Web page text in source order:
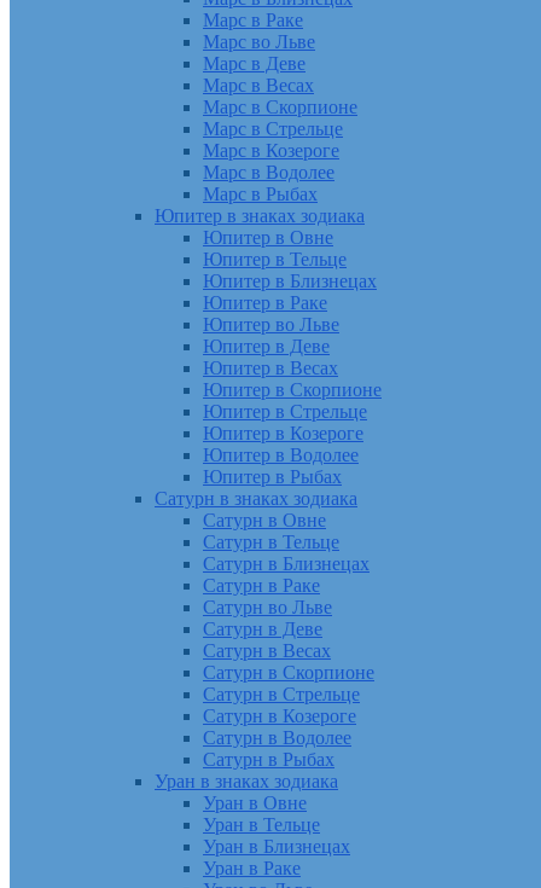
Марс в Раке
Марс во Льве
Марс в Деве
Марс в Весах
Марс в Скорпионе
Марс в Стрельце
Марс в Козероге
Марс в Водолее
Марс в Рыбах
Юпитер в знаках зодиака
Юпитер в Овне
Юпитер в Тельце
Юпитер в Близнецах
Юпитер в Раке
Юпитер во Льве
Юпитер в Деве
Юпитер в Весах
Юпитер в Скорпионе
Юпитер в Стрельце
Юпитер в Козероге
Юпитер в Водолее
Юпитер в Рыбах
Сатурн в знаках зодиака
Сатурн в Овне
Сатурн в Тельце
Сатурн в Близнецах
Сатурн в Раке
Сатурн во Льве
Сатурн в Деве
Сатурн в Весах
Сатурн в Скорпионе
Сатурн в Стрельце
Сатурн в Козероге
Сатурн в Водолее
Сатурн в Рыбах
Уран в знаках зодиака
Уран в Овне
Уран в Тельце
Уран в Близнецах
Уран в Раке